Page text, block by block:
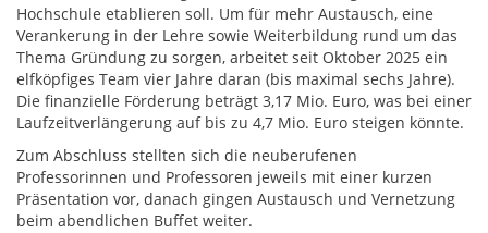
Hochschule etablieren soll. Um für mehr Austausch, eine
Verankerung in der Lehre sowie Weiterbildung rund um das
Thema Gründung zu sorgen, arbeitet seit Oktober 2025 ein
elfköpfiges Team vier Jahre daran (bis maximal sechs Jahre).
Die finanzielle Förderung beträgt 3,17 Mio. Euro, was bei einer
Laufzeitverlängerung auf bis zu 4,7 Mio. Euro steigen könnte.
Zum Abschluss stellten sich die neuberufenen
Professorinnen und Professoren jeweils mit einer kurzen
Präsentation vor, danach gingen Austausch und Vernetzung
beim abendlichen Buffet weiter.